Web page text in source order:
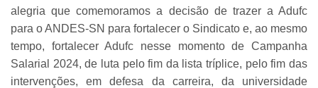
alegria que comemoramos a decisão de trazer a Adufc
para o ANDES-SN para fortalecer o Sindicato e, ao mesmo
tempo, fortalecer Adufc nesse momento de Campanha
Salarial 2024, de luta pelo fim da lista tríplice, pelo fim das
intervenções, em defesa da carreira, da universidade